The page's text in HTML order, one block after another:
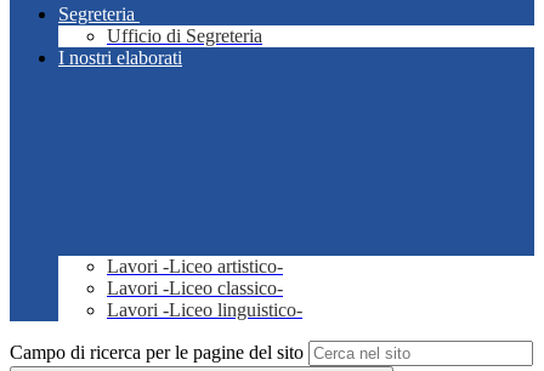
Segreteria
Ufficio di Segreteria
I nostri elaborati
Lavori -Liceo artistico-
Lavori -Liceo classico-
Lavori -Liceo linguistico-
Campo di ricerca per le pagine del sito